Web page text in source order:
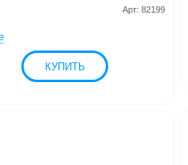
Арт: 82199